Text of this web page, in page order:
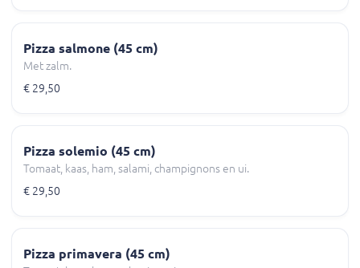
Pizza salmone (45 cm)
Met zalm.
€ 29,50
Pizza solemio (45 cm)
Tomaat, kaas, ham, salami, champignons en ui.
€ 29,50
Pizza primavera (45 cm)